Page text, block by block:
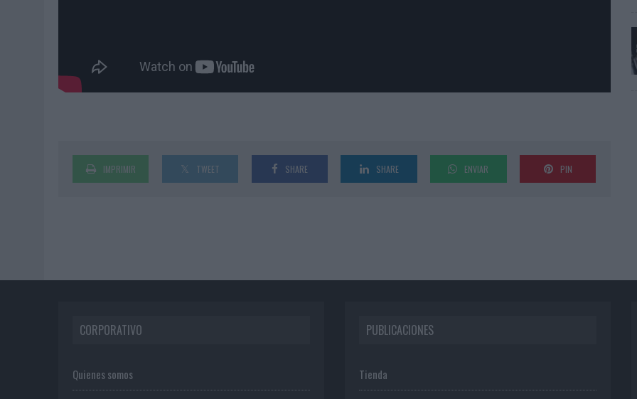
IMPRIMIR TWEET SHARE SHARE ENVIAR PIN
CORPORATIVO
Quienes somos
PUBLICACIONES
Tienda